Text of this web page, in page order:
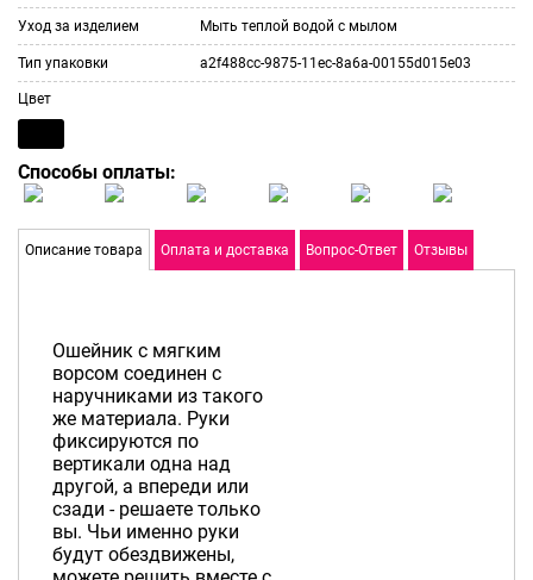
Уход за изделием Мыть теплой водой с мылом
Тип упаковки a2f488cc-9875-11ec-8a6a-00155d015e03
Цвет
Способы оплаты:
Описание товара Оплата и доставка Вопрос-Ответ Отзывы
Ошейник с мягким
ворсом соединен с
наручниками из такого
же материала. Руки
фиксируются по
вертикали одна над
другой, а впереди или
сзади - решаете только
вы. Чьи именно руки
будут обездвижены,